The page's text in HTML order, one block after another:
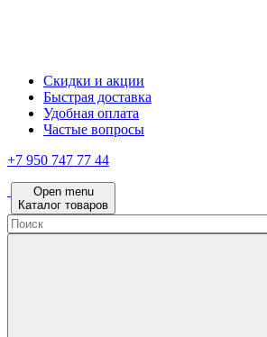
Скидки и акции
Быстрая доставка
Удобная оплата
Частые вопросы
+7 950 747 77 44
Open menu
Каталог товаров